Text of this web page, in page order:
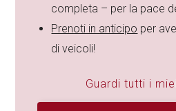
completa – per la pace
Prenoti in anticipo per
di veicoli!
Guardi tutti i